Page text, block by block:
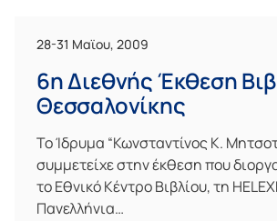
28-31 Μαϊου, 2009
6η Διεθνής Έκθεση
Θεσσαλονίκης
Το Ίδρυμα “Κωνσταντίνος Κ.
συμμετείχε στην έκθεση που
το Εθνικό Κέντρο Βιβλίου, τη
Πανελλήνια…